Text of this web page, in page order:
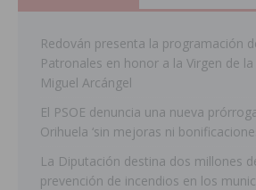
Redován presenta la programación
Patronales en honor a la Virgen de la
Miguel Arcángel
El PSOE denuncia una nueva
Orihuela ‘sin mejoras ni
La Diputación destina dos millones
prevención de incendios en los